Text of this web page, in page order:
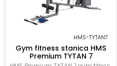
HMS-TYTAN7
Gym fitness stanica HMS
Premium TYTAN 7